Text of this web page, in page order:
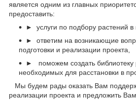
является одним из главных
предоставить:
► услуги по подбору растений в
► ответим на возникающие
подготовки и реализации проекта,
► поможем создать библиотеку
необходимых для расстановки в
Мы будем рады оказать Вам
реализации проекта и предложить